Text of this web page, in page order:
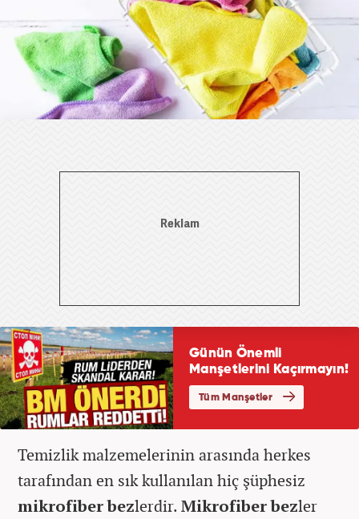
Temizlik malzemelerinin arasında herkes
tarafından en sık kullanılan hiç şüphesiz
mikrofiber bezlerdir.Mikrofiber bezler